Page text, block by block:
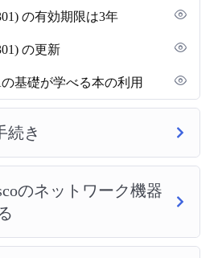
の有効期限は3年
の更新
基礎が学べる本の利用
続き
のネットワーク機器